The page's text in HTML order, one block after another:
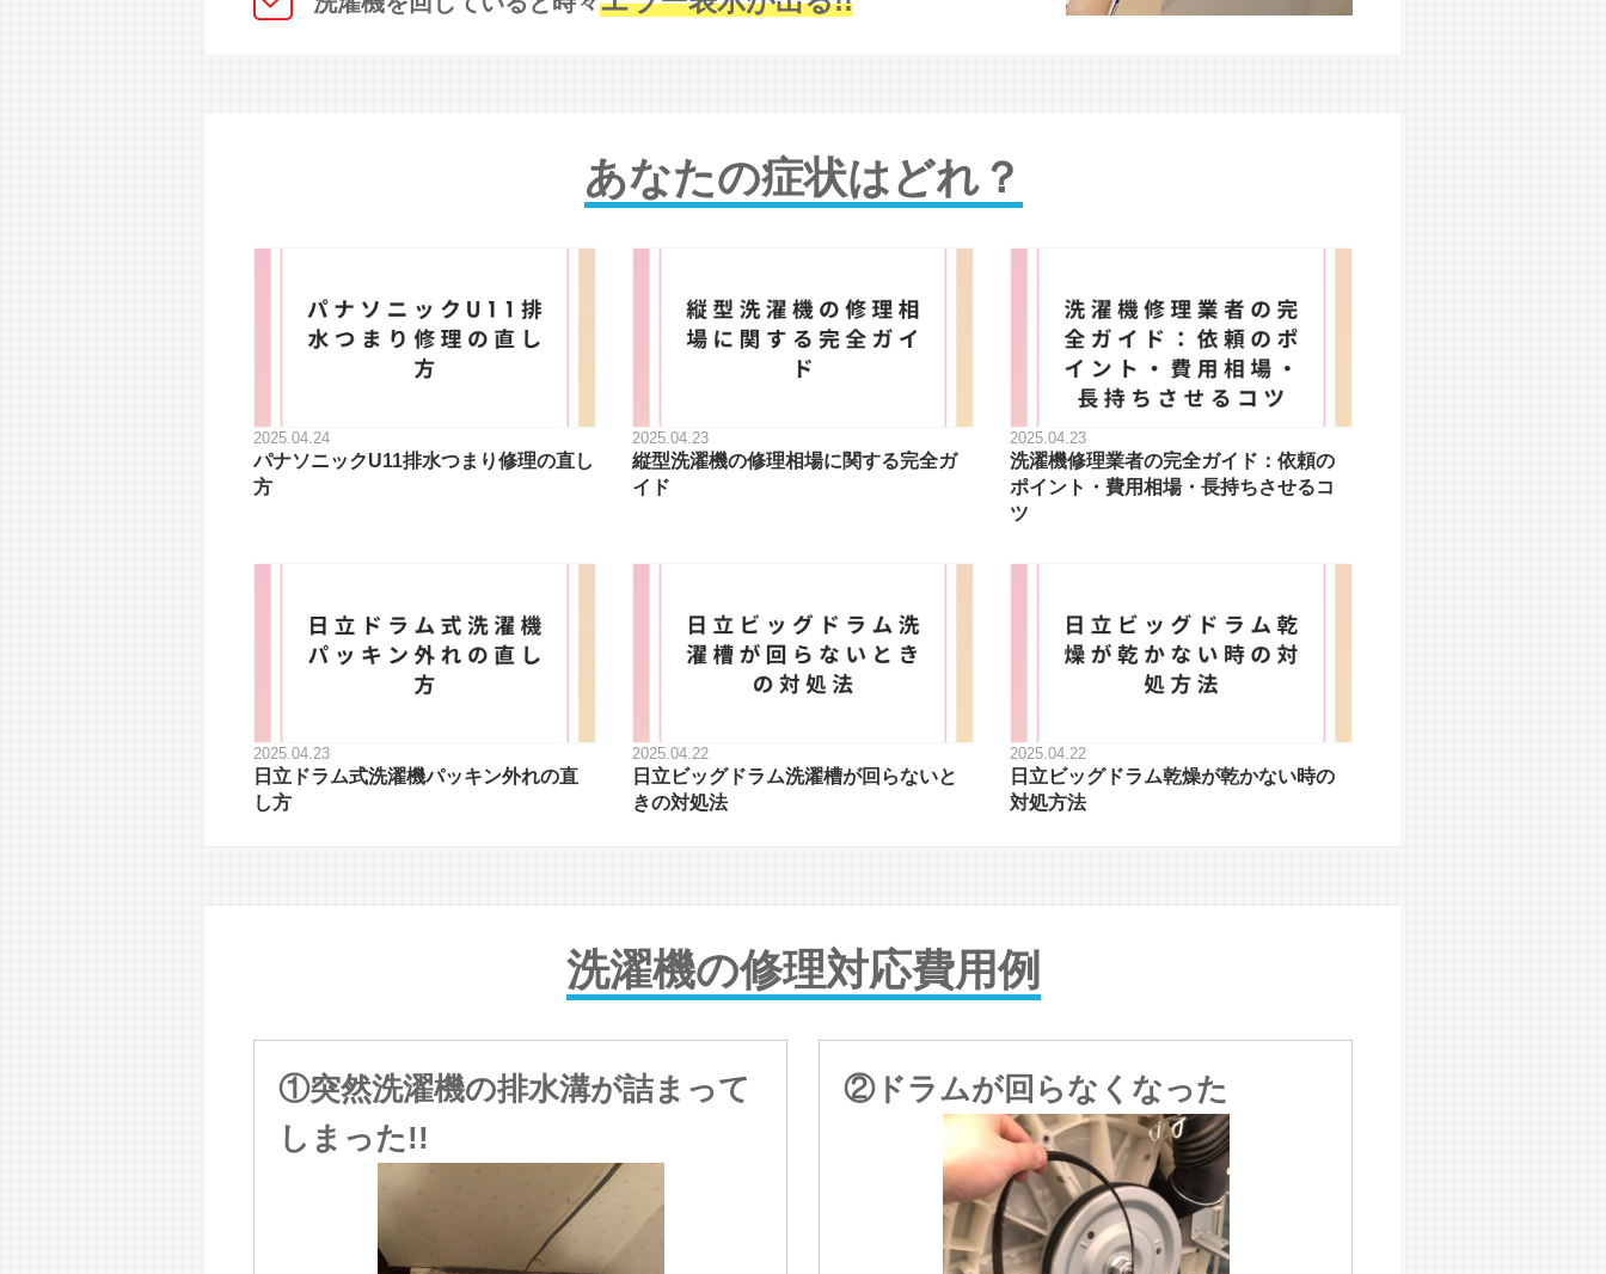
あなたの症状はどれ？
2025.04.24
パナソニックU11排水つまり修理の直し
方
2025.04.23
縦型洗濯機の修理相場に関する完全ガ
イド
2025.04.23
洗濯機修理業者の完全ガイド：依頼の
ポイント・費用相場・長持ちさせるコ
ツ
2025.04.23
日立ドラム式洗濯機パッキン外れの直
し方
2025.04.22
日立ビッグドラム洗濯槽が回らないと
きの対処法
2025.04.22
日立ビッグドラム乾燥が乾かない時の
対処方法
洗濯機の修理対応費用例
①突然洗濯機の排水溝が詰まって
しまった!!
②ドラムが回らなくなった